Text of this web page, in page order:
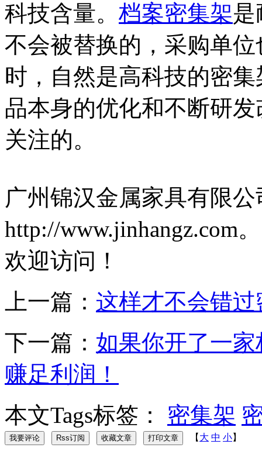
科技含量。 档案密集架是
不会被替换的，采购单
时，自然是高科技的密
品本身的优化和不断研
关注的。
广州锦汉金属家具有限
http://www.jinhangz.com。
欢迎访问！
上一篇： 这样才不会错
下一篇： 如果你开了一
赚足利润！
本文Tags标签：
密集架
【 大 中 小】